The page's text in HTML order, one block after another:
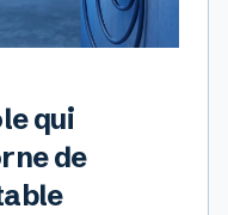
qui
de